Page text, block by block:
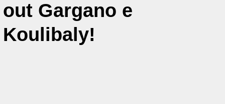
out Gargano e
Koulibaly!